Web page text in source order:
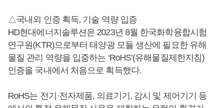
△국내외 인증 획득, 기술 역량 입증
HD현대에너지솔루션은 2023년 8월 한국화학융합시험
연구원(KTR)으로부터 태양광 모듈 생산에 필요한 유해
물질 관리 역량을 입증하는 ‘RoHS’(유해물질제한지침)
인증을 국내에서 처음으로 획득했다.
RoHS는 전기·전자제품, 의료기기, 감시 및 제어기기 등